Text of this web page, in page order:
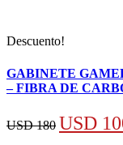
Descuento!
GABINETE
– FIBRA DE
USD180 El
USD